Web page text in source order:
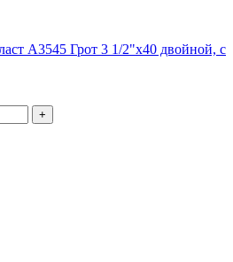
A3545 Грот 3 1/2"x40 двойной, с
+